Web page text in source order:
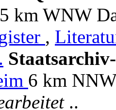
km WNW
,
6 km
..